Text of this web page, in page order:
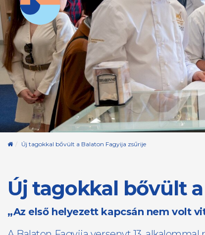
Kezdőoldal
Új tagokkal bővült a Balaton Fagyija zsűrije
Új tagokkal bővült
„Az első helyezett kapcsán nem volt